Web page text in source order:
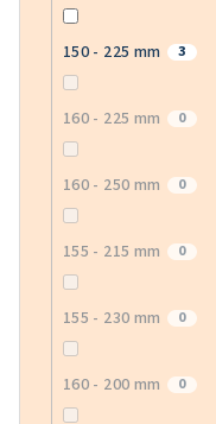
150 - 225 mm 3
160 - 225 mm 0
160 - 250 mm 0
155 - 215 mm 0
155 - 230 mm 0
160 - 200 mm 0